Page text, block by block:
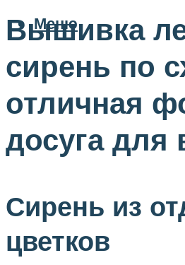
Меню
Вышивка
сирень по
отличная
досуга для
Сирень из
цветков